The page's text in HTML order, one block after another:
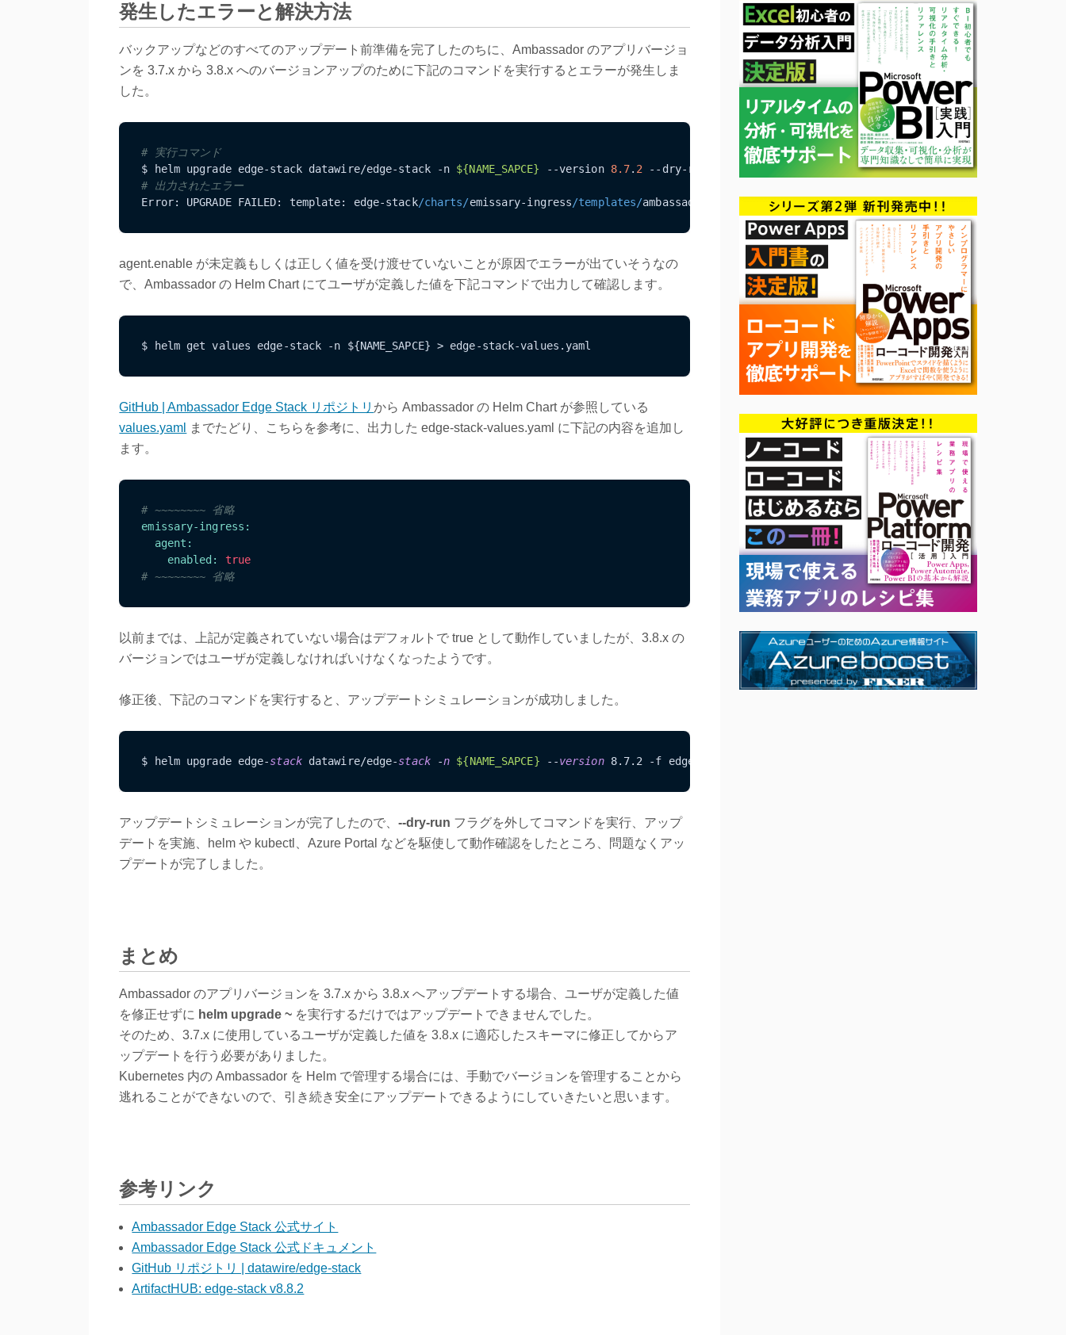
発生したエラーと解決方法
バックアップなどのすべてのアップデート前準備を完了したのちに、Ambassador のアプリバージョ
ンを 3.7.x から 3.8.x へのバージョンアップのために下記のコマンドを実行するとエラーが発生しま
した。
# 実行コマンド
$ helm upgrade edge-stack datawire/edge-stack -n ${NAME_SAPCE} --version 8.7. 2 --dry-run
# --version では Helm Chart Version を指定する。
# 出力されたエラー
Error: UPGRADE FAILED: template: edge-stack/charts/emissary-ingress/templates/ambassador-agent.yaml:1: 14: executing "edge-stack/charts/
agent.enable が未定義もしくは正しく値を受け渡せていないことが原因でエラーが出ていそうなの
で、Ambassador の Helm Chart にてユーザが定義した値を下記コマンドで出力して確認します。
$ helm get values edge-stack -n ${NAME_SAPCE} > edge-stack-values.yaml
GitHub | Ambassador Edge Stack リポジトリから Ambassador の Helm Chart が参照している
values.yaml
までたどり、こちらを参考に、出力した edge-stack-values.yaml に下記の内容を追加し
ます。
# ~~~~~~~~ 省略
emissary-ingress:
agent:
enabled:
true
# ~~~~~~~~ 省略
以前までは、上記が定義されていない場合はデフォルトで true として動作していましたが、3.8.x の
バージョンではユーザが定義しなければいけなくなったようです。
修正後、下記のコマンドを実行すると、アップデートシミュレーションが成功しました。
$ helm upgrade edge-stack datawire/edge-stack -n ${NAME_SAPCE} --version 8.7.2 -f edge-
アップデートシミュレーションが完了したので、--dry-run フラグを外してコマンドを実行、アップ
デートを実施、helm や kubectl、Azure Portal などを駆使して動作確認をしたところ、問題なくアッ
プデートが完了しました。
まとめ
Ambassador のアプリバージョンを 3.7.x から 3.8.x へアップデートする場合、ユーザが定義した値
を修正せずに helm upgrade ~ を実行するだけではアップデートできませんでした。
そのため、3.7.x に使用しているユーザが定義した値を 3.8.x に適応したスキーマに修正してからア
ップデートを行う必要がありました。
Kubernetes 内の Ambassador を Helm で管理する場合には、手動でバージョンを管理することから
逃れることができないので、引き続き安全にアップデートできるようにしていきたいと思います。
参考リンク
Ambassador Edge Stack 公式サイト
Ambassador Edge Stack 公式ドキュメント
GitHub リポジトリ | datawire/edge-stack
ArtifactHUB: edge-stack v8.8.2